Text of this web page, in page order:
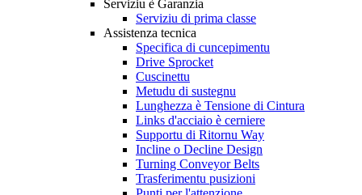
Serviziu è Garanzia
Serviziu di prima classe
Assistenza tecnica
Specifica di cuncepimentu
Drive Sprocket
Cuscinettu
Metudu di sustegnu
Lunghezza è Tensione di Cintura
Links d'acciaio è cerniere
Supportu di Ritornu Way
Incline o Decline Design
Turning Conveyor Belts
Trasferimentu pusizioni